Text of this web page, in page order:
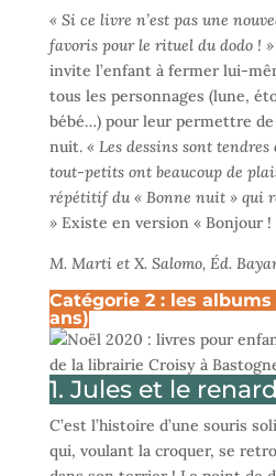
« Si ce livre n’est pas une
favoris pour le rituel du dodo ! »
invite l’enfant à fermer lui-
tous les personnages (lune,
bébé…) pour leur permettre de
nuit. « Les dessins sont
tout-petits ont beaucoup de
répétitif du « Bonne nuit » qui
»Existe en version « Bonjour !
M. Marti et X. Salomo, Éd.
Catégorie 2 : les
ans)
1. Jules et le renard
C’est l’histoire d’une souris
qui, voulant la croquer, se